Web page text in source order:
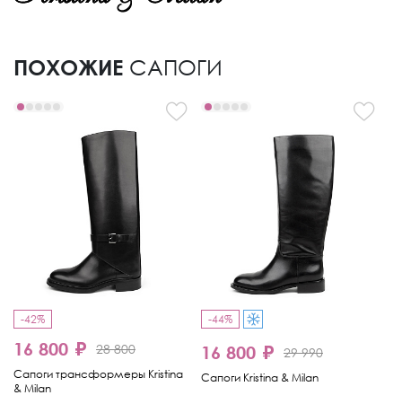
ПОХОЖИЕ САПОГИ
-42%
16 800 ₽ 28 800
Сапоги трансформеры Kristina
& Milan
-44%
16 800 ₽ 29 990
Сапоги Kristina & Milan